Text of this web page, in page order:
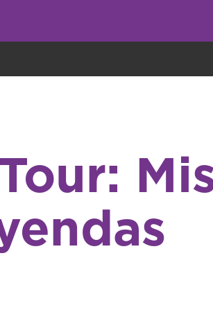
nosotros las utilizamos para mejorar el servicio